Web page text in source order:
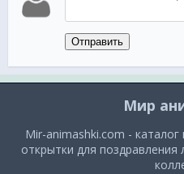
Отправить
Мир
Mir-animashki.com -
открытки для